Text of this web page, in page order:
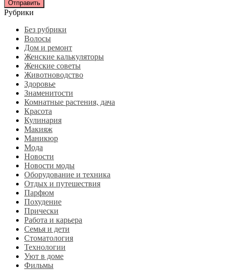
Рубрики
Без рубрики
Волосы
Дом и ремонт
Женские калькуляторы
Женские советы
Животноводство
Здоровье
Знаменитости
Комнатные растения, дача
Красота
Кулинария
Макияж
Маникюр
Мода
Новости
Новости моды
Оборудование и техника
Отдых и путешествия
Парфюм
Похудение
Прически
Работа и карьера
Семья и дети
Стоматология
Технологии
Уют в доме
Фильмы